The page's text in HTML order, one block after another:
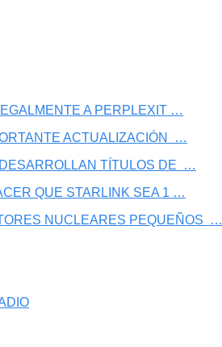
A PERPLEXIT …
ACTUALIZACIÓN  …
TÍTULOS DE  …
QUE STARLINK SEA 1 …
NUCLEARES PEQUEÑOS  …